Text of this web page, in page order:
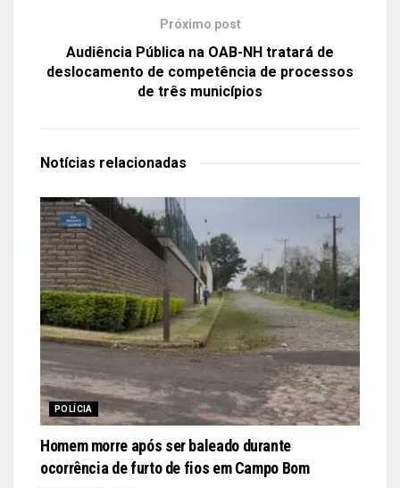
Próximo post
Audiência Pública na OAB-NH tratará de
deslocamento de competência de processos
de três municípios
Notícias relacionadas
POLÍCIA
Homem morre após ser baleado durante
ocorrência de furto de fios em Campo Bom